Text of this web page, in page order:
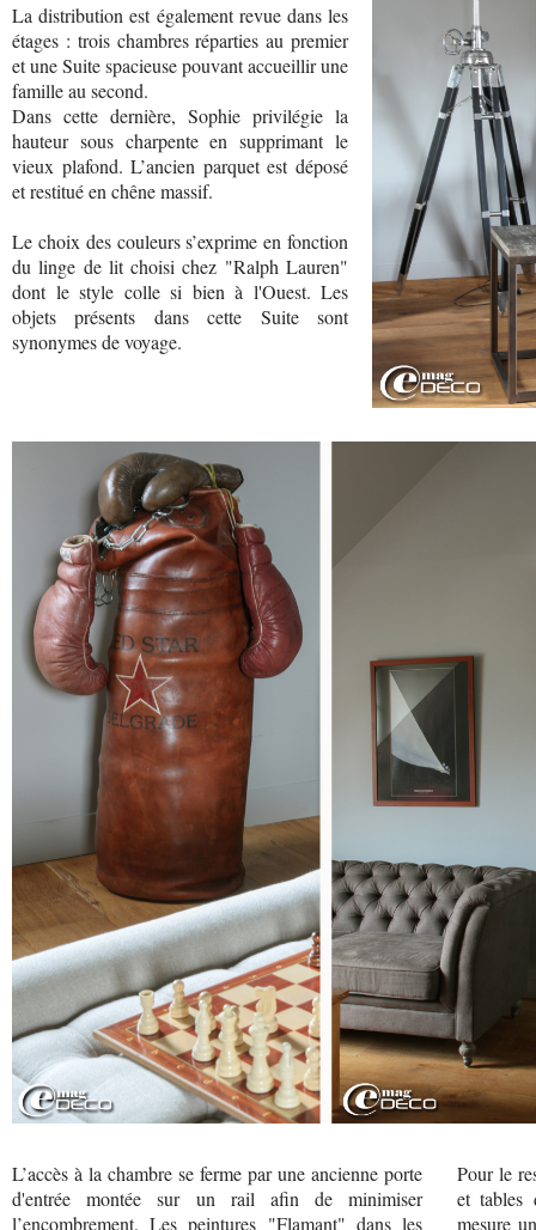
La distribution est également revue dans les
étages : trois chambres réparties au premier
et une Suite spacieuse pouvant accueillir une
famille au second.
Dans cette dernière, Sophie privilégie la
hauteur sous charpente en supprimant le
vieux plafond. L’ancien parquet est déposé
et restitué en chêne massif.
Le choix des couleurs s’exprime en fonction
du linge de lit choisi chez "Ralph Lauren"
dont le style colle si bien à l'Ouest. Les
objets présents dans cette Suite sont
synonymes de voyage.
L’accès à la chambre se ferme par une ancienne porte
d'entrée montée sur un rail afin de minimiser
l’encombrement. Les peintures "Flamant" dans les
Pour le
et tables
mesure